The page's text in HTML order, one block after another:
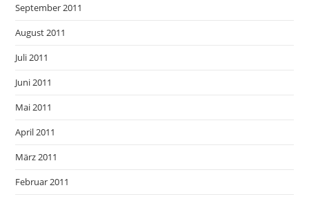
September 2011
August 2011
Juli 2011
Juni 2011
Mai 2011
April 2011
März 2011
Februar 2011